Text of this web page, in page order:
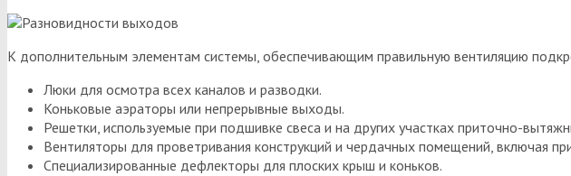
К дополнительным элементам системы, обеспечивающим правильную вентиляцию
Люки для осмотра всех каналов и разводки.
Коньковые аэраторы или непрерывные выходы.
Решетки, используемые при подшивке свеса и на других участках приточно-
Вентиляторы для проветривания конструкций и чердачных помещений, включая
Специализированные дефлекторы для плоских крыш и коньков.